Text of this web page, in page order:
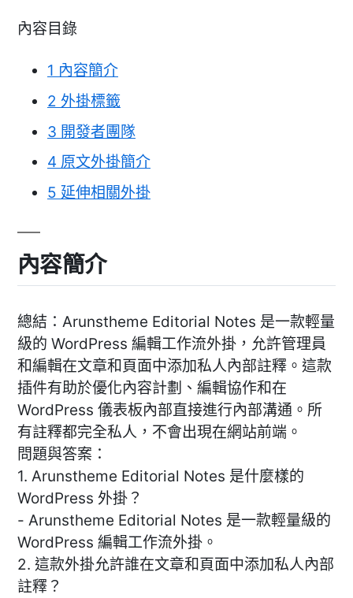
內容目錄
1 內容簡介
2 外掛標籤
3 開發者團隊
4 原文外掛簡介
5 延伸相關外掛
內容簡介
總結：Arunstheme Editorial Notes 是一款輕量
級的 WordPress 編輯工作流外掛，允許管理員
和編輯在文章和頁面中添加私人內部註釋。這款
插件有助於優化內容計劃、編輯協作和在
WordPress 儀表板內部直接進行內部溝通。所
有註釋都完全私人，不會出現在網站前端。
問題與答案：
1. Arunstheme Editorial Notes 是什麼樣的
WordPress 外掛？
- Arunstheme Editorial Notes 是一款輕量級的
WordPress 編輯工作流外掛。
2. 這款外掛允許誰在文章和頁面中添加私人內部
註釋？